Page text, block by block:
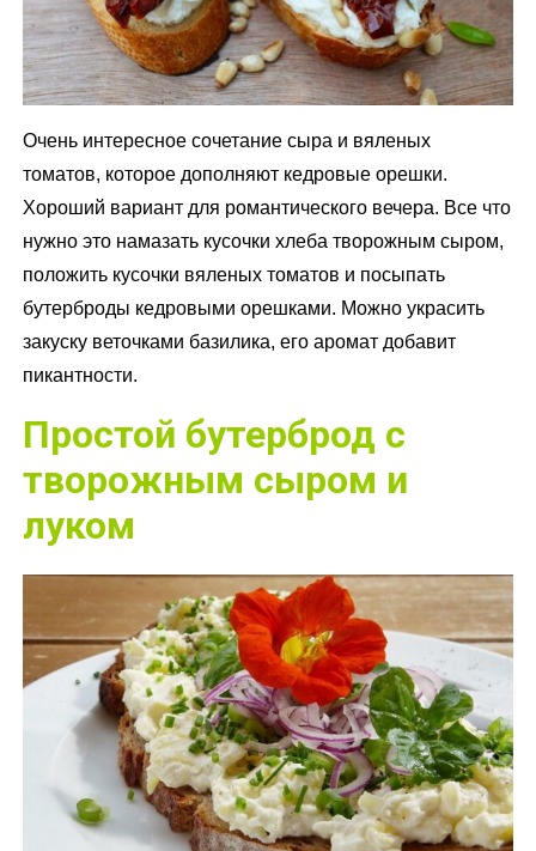
Очень интересное сочетание сыра и вяленых
томатов, которое дополняют кедровые орешки.
Хороший вариант для романтического вечера. Все что
нужно это намазать кусочки хлеба творожным сыром,
положить кусочки вяленых томатов и посыпать
бутерброды кедровыми орешками. Можно украсить
закуску веточками базилика, его аромат добавит
пикантности.
Простой бутерброд с
творожным сыром и
луком